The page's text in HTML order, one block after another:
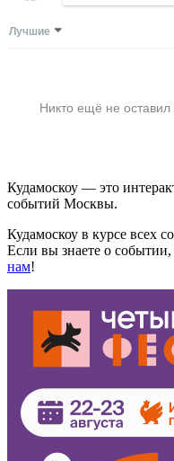
Лучшие
Никто ещё не
Кудамоскоу — это
событий Москвы.
Кудамоскоу в курсе всех
Если вы знаете о событии,
нам!